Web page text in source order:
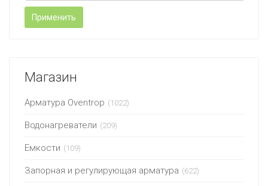
Применить
Магазин
Арматура Oventrop (1022)
Водонагреватели (209)
Емкости (109)
Запорная и регулирующая арматура (622)